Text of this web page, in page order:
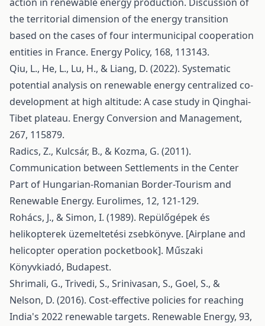
the territorial dimension of the energy transition
based on the cases of four intermunicipal cooperation
entities in France. Energy Policy, 168, 113143.
Qiu, L., He, L., Lu, H., & Liang, D. (2022). Systematic
potential analysis on renewable energy centralized co-
development at high altitude: A case study in Qinghai-
Tibet plateau. Energy Conversion and Management,
267, 115879.
Radics, Z., Kulcsár, B., & Kozma, G. (2011).
Communication between Settlements in the Center
Part of Hungarian-Romanian Border-Tourism and
Renewable Energy. Eurolimes, 12, 121-129.
Rohács, J., & Simon, I. (1989). Repülőgépek és
helikopterek üzemeltetési zsebkönyve. [Airplane and
helicopter operation pocketbook]. Műszaki
Könyvkiadó, Budapest.
Shrimali, G., Trivedi, S., Srinivasan, S., Goel, S., &
Nelson, D. (2016). Cost-effective policies for reaching
India's 2022 renewable targets. Renewable Energy, 93,